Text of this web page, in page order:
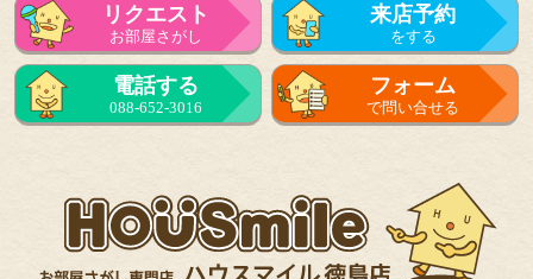
リクエスト
お部屋さがし
来店予約
をする
電話する
088-652-3016
フォーム
で問い合せる